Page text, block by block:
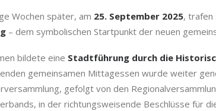
Wochen später, am 25. September 2025, trafen
– dem symbolischen Startpunkt der neuen
bildete eine Stadtführung durch die
gemeinsamen Mittagessen wurde weiter
gefolgt von den
in der richtungsweisende Beschlüsse für